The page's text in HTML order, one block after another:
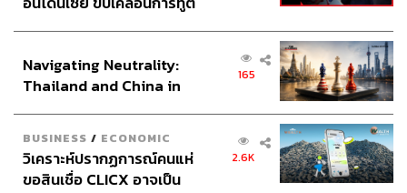
อินโดนีเซีย
Navigating Neutrality:
Thailand and China in
165
BUSINESS / ECONOMIC
วิเคราะห์ปรากฏการณ์คนแห่
ขอสินเชื่อ CLICX อาจเป็น
2.6K